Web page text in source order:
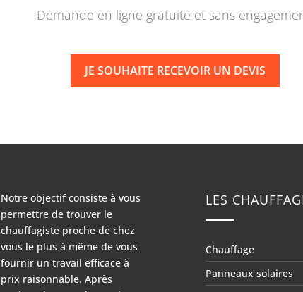
Demande en ligne gratuite et sans
JE SOUHAITE RECEVOIR UN DEVIS
Notre objectif consiste à vous
permettre de trouver le
chauffagiste proche de chez
vous le plus à même de vous
fournir un travail efficace à
prix raisonnable. Après
LES
Chauffage
Panneaux solaires